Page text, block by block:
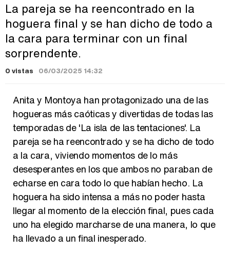
La pareja se ha reencontrado en la
hoguera final y se han dicho de todo a
la cara para terminar con un final
sorprendente.
0 vistas 06/03/2025 14:32
Anita y Montoya han protagonizado una de las
hogueras más caóticas y divertidas de todas las
temporadas de 'La isla de las tentaciones'. La
pareja se ha reencontrado y se ha dicho de todo
a la cara, viviendo momentos de lo más
desesperantes en los que ambos no paraban de
echarse en cara todo lo que habían hecho. La
hoguera ha sido intensa a más no poder hasta
llegar al momento de la elección final, pues cada
uno ha elegido marcharse de una manera, lo que
ha llevado a un final inesperado.